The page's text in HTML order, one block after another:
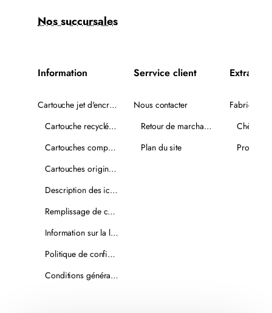
Nos succursales
Information
Cartouche jet d'encre recyclée
Cartouche recyclée PLUS
Cartouches compatibles
Cartouches originales
Description des icônes
Remplissage de cartouches
Information sur la livraison
Politique de confidentialité
Conditions générales de vente
Serrvice client
Nous contacter
Retour de marchandise
Plan du site
Extra
Fabricants